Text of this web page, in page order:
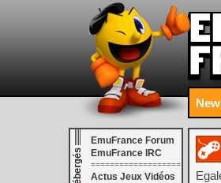
EmuFrance Forum
EmuFrance IRC
===================
Actus Jeux Vidéos